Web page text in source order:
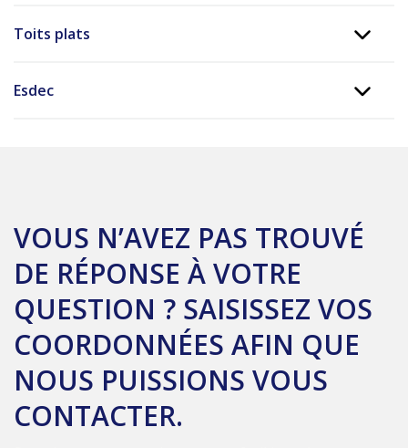
Toits plats
Esdec
VOUS N’AVEZ PAS TROUVÉ
DE RÉPONSE À VOTRE
QUESTION ? SAISISSEZ VOS
COORDONNÉES AFIN QUE
NOUS PUISSIONS VOUS
CONTACTER.